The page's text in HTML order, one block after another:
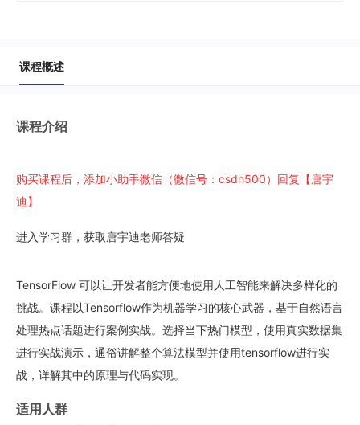
11分24秒 2018-04-04
6 单词训练方法
7 整体相似度判别
聊天机器人构造
1 对话展示
8分27秒 2018-04-04
数据制作与配置
课程概述
课程介绍
购买课程后，添加小助手微信（微信号：csdn500）回复【唐宇
迪】
进入学习群，获取唐宇迪老师答疑
TensorFlow 可以让开发者能方便地使用人工智能来解决多样化的
挑战。课程以Tensorflow作为机器学习的核心武器，基于自然语言
处理热点话题进行案例实战。选择当下热门模型，使用真实数据集
进行实战演示，通俗讲解整个算法模型并使用tensorflow进行实
战，详解其中的原理与代码实现。
适用人群